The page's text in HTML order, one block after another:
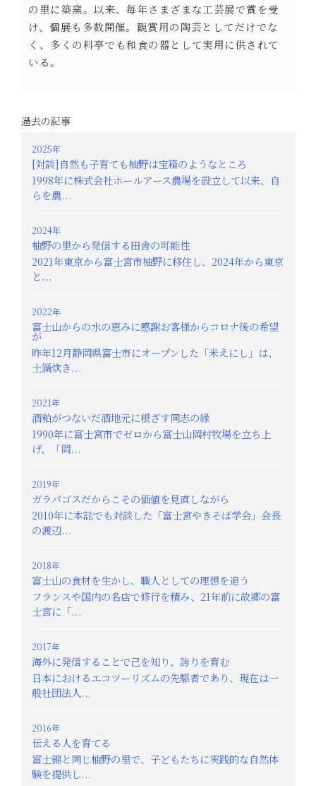
の里に築窯。以来、毎年さまざまな工芸展で賞を受
け、個展も多数開催。観賞用の陶芸としてだけでな
く、多くの料亭でも和食の器として実用に供されて
いる。
過去の記事
2025年
[対談]自然も子育ても柚野は宝箱のようなところ
1998年に株式会社ホールアース農場を設立して以来、自
らを農...
2024年
柚野の里から発信する田舎の可能性
2021年東京から富士宮市柚野に移住し、2024年から東京
と...
2022年
富士山からの水の恵みに感謝お客様からコロナ後の希望
が
昨年12月静岡県富士市にオープンした「米えにし」は、
土鍋炊き...
2021年
酒粕がつないだ酒地元に根ざす同志の縁
1990年に富士宮市でゼロから富士山岡村牧場を立ち上
げ、「岡...
2019年
ガラパゴスだからこその価値を見直しながら
2010年に本誌でも対談した「富士宮やきそば学会」会長
の渡辺...
2018年
富士山の食材を生かし、職人としての理想を追う
フランスや国内の名店で修行を積み、21年前に故郷の富
士宮に「...
2017年
海外に発信することで己を知り、誇りを育む
日本におけるエコツーリズムの先駆者であり、現在は一
般社団法人...
2016年
伝える人を育てる
富士錦と同じ柚野の里で、子どもたちに実践的な自然体
験を提供し...